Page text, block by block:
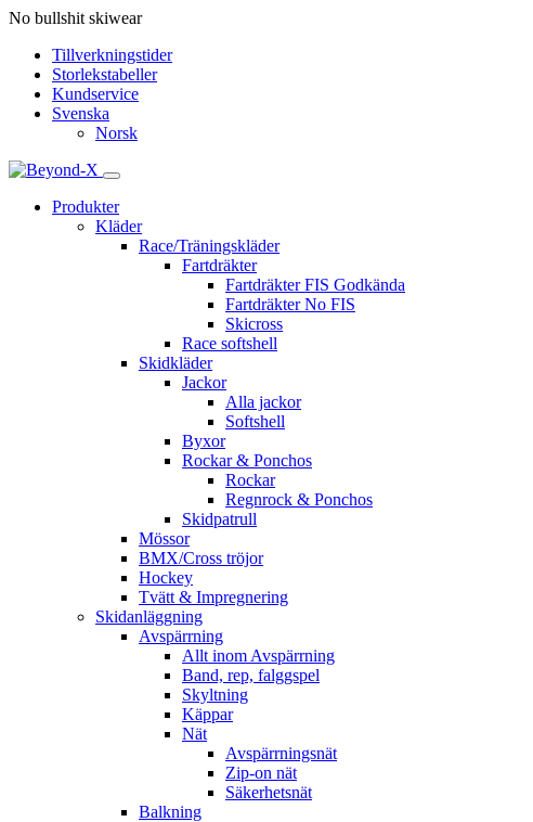
No bullshit skiwear
Tillverkningstider
Storlekstabeller
Kundservice
Svenska
Norsk
Produkter
Kläder
Race/Träningskläder
Fartdräkter
Fartdräkter FIS Godkända
Fartdräkter No FIS
Skicross
Race softshell
Skidkläder
Jackor
Alla jackor
Softshell
Byxor
Rockar & Ponchos
Rockar
Regnrock & Ponchos
Skidpatrull
Mössor
BMX/Cross tröjor
Hockey
Tvätt & Impregnering
Skidanläggning
Avspärrning
Allt inom Avspärrning
Band, rep, falggspel
Skyltning
Käppar
Nät
Avspärrningsnät
Zip-on nät
Säkerhetsnät
Balkning